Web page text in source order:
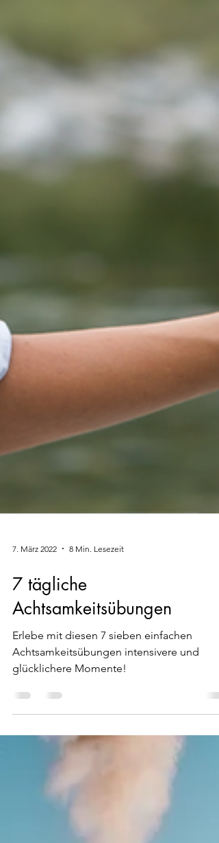
7. März 2022 8 Min. Lesezeit
7 tägliche
Achtsamkeitsübungen
Erlebe mit diesen 7 sieben einfachen